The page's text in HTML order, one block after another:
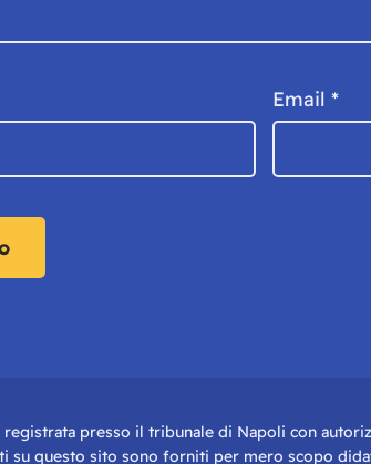
Email *
presso il tribunale di Napoli con
su questo sito sono forniti per mero scopo